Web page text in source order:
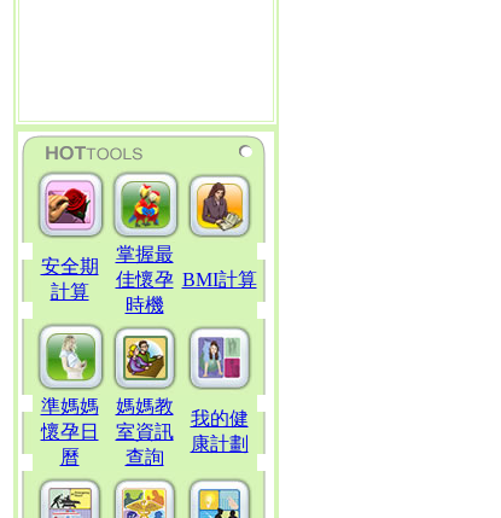
安全期
計算
掌握最
佳懷孕
時機
BMI計算
準媽媽
懷孕日
曆
媽媽教
室資訊
查詢
我的健
康計劃